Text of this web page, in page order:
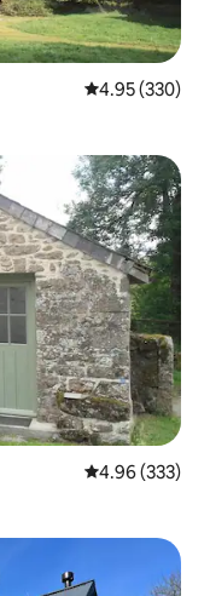
평점 4.95점(5
4.95 (330)
평점 4.96점(5
4.96 (333)